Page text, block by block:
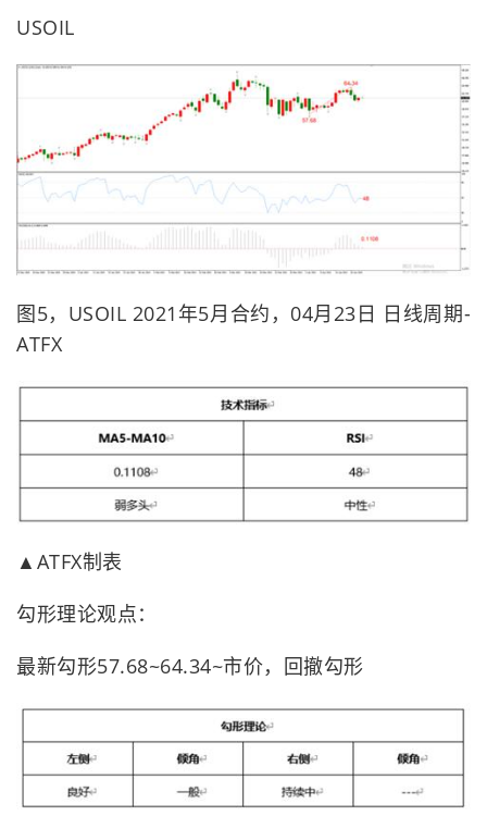
USOIL
图5，USOIL 2021年5月合约，04月23日 日线周期-
ATFX
▲ATFX制表
勾形理论观点：
最新勾形57.68~64.34~市价，回撤勾形